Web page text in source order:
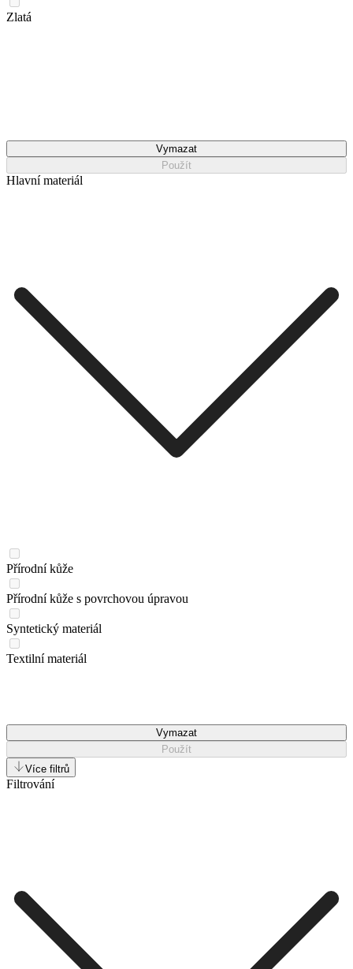
Zlatá
Vymazat
Použít
Hlavní materiál
Přírodní kůže
Přírodní kůže s povrchovou úpravou
Syntetický materiál
Textilní materiál
Vymazat
Použít
Více filtrů
Filtrování